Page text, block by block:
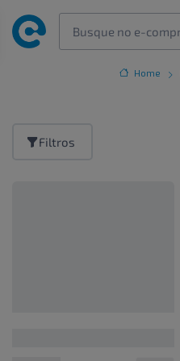
Home
Filtros